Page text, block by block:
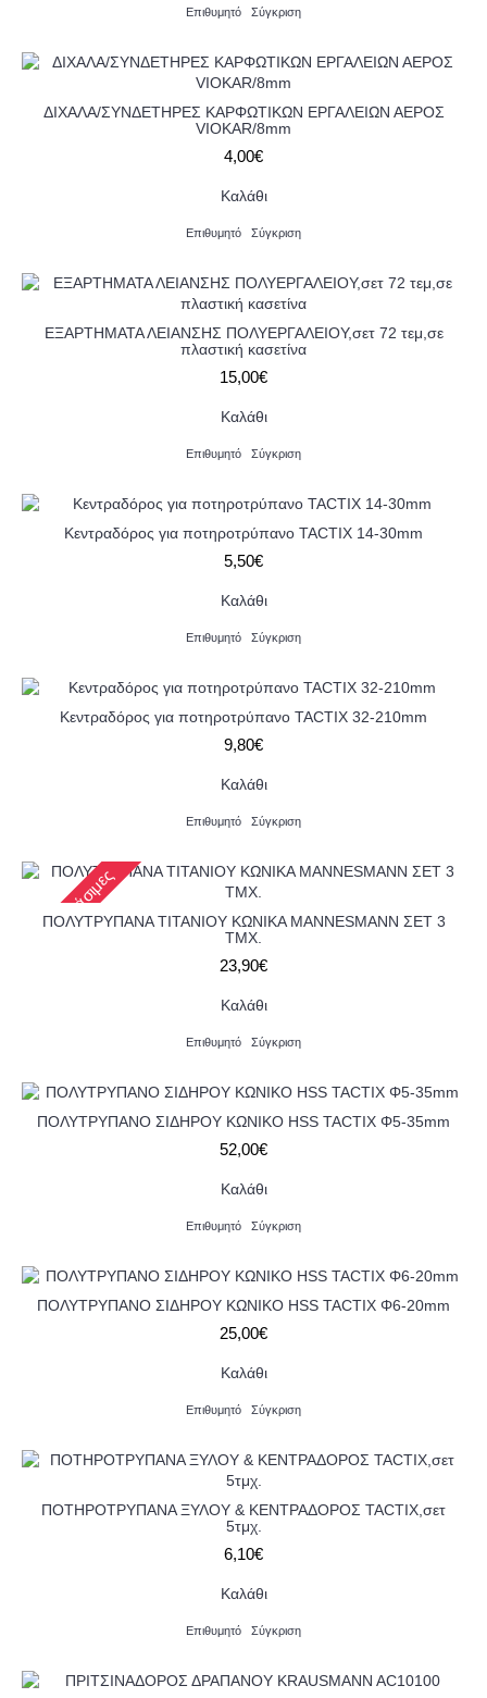
Επιθυμητό Σύγκριση
ΔΙΧΑΛΑ/ΣΥΝΔΕΤΗΡΕΣ ΚΑΡΦΩΤΙΚΩΝ ΕΡΓΑΛΕΙΩΝ ΑΕΡΟΣ
VIOKAR/8mm
4,00€
Καλάθι
Επιθυμητό Σύγκριση
ΕΞΑΡΤΗΜΑΤΑ ΛΕΙΑΝΣΗΣ ΠΟΛΥΕΡΓΑΛΕΙΟΥ,σετ 72 τεμ,σε
πλαστική κασετίνα
15,00€
Καλάθι
Επιθυμητό Σύγκριση
Κεντραδόρος για ποτηροτρύπανο TACTIX 14-30mm
5,50€
Καλάθι
Επιθυμητό Σύγκριση
Κεντραδόρος για ποτηροτρύπανο TACTIX 32-210mm
9,80€
Καλάθι
Επιθυμητό Σύγκριση
2-3 εργάσιμες
ΠΟΛΥΤΡΥΠΑΝΑ ΤΙΤΑΝΙΟΥ ΚΩΝΙΚΑ MANNESMANN ΣΕΤ 3
ΤΜΧ.
23,90€
Καλάθι
Επιθυμητό Σύγκριση
ΠΟΛΥΤΡΥΠΑΝΟ ΣΙΔΗΡΟΥ ΚΩΝΙΚΟ HSS TACTIX Φ5-35mm
52,00€
Καλάθι
Επιθυμητό Σύγκριση
ΠΟΛΥΤΡΥΠΑΝΟ ΣΙΔΗΡΟΥ ΚΩΝΙΚΟ HSS TACTIX Φ6-20mm
25,00€
Καλάθι
Επιθυμητό Σύγκριση
ΠΟΤΗΡΟΤΡΥΠΑΝΑ ΞΥΛΟΥ & ΚΕΝΤΡΑΔΟΡΟΣ TACTIX,σετ
5τμχ.
6,10€
Καλάθι
Επιθυμητό Σύγκριση